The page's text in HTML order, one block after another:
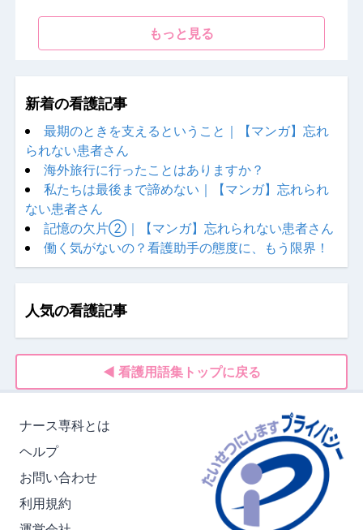
もっと見る
新着の看護記事
最期のときを支えるということ｜【マンガ】忘れ
られない患者さん
海外旅行に行ったことはありますか？
私たちは最後まで諦めない｜【マンガ】忘れられ
ない患者さん
記憶の欠片②｜【マンガ】忘れられない患者さん
働く気がないの？看護助手の態度に、もう限界！
人気の看護記事
◀ 看護用語集トップに戻る
ナース専科とは
ヘルプ
お問い合わせ
利用規約